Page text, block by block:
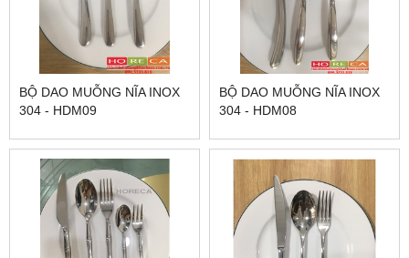
BỘ DAO MUỖNG NĨA INOX
304 - HDM09
BỘ DAO MUỖNG NĨA INOX
304 - HDM08